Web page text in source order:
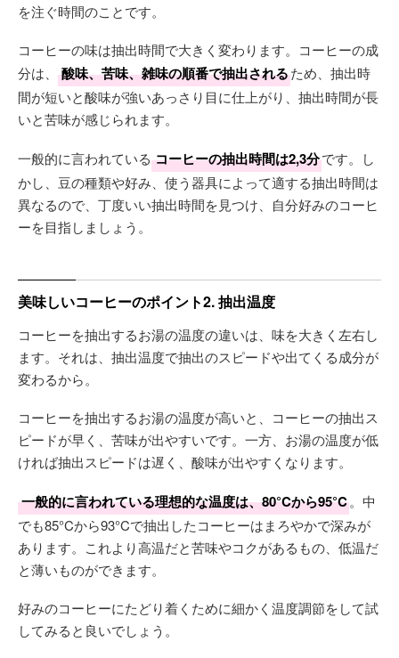
を注ぐ時間のことです。
コーヒーの味は抽出時間で大きく変わります。コーヒーの成
分は、
酸味、苦味、雑味の順番で抽出されるため、抽出時
間が短いと酸味が強いあっさり目に仕上がり、抽出時間が長
いと苦味が感じられます。
一般的に言われている コーヒーの抽出時間は2,3分です。し
かし、豆の種類や好み、使う器具によって適する抽出時間は
異なるので、丁度いい抽出時間を見つけ、自分好みのコーヒ
ーを目指しましょう。
美味しいコーヒーのポイント2. 抽出温度
コーヒーを抽出するお湯の温度の違いは、味を大きく左右し
ます。それは、抽出温度で抽出のスピードや出てくる成分が
変わるから。
コーヒーを抽出するお湯の温度が高いと、コーヒーの抽出ス
ピードが早く、苦味が出やすいです。一方、お湯の温度が低
ければ抽出スピードは遅く、酸味が出やすくなります。
一般的に言われている理想的な温度は、80°Cから95°C。中
でも85°Cから93°Cで抽出したコーヒーはまろやかで深みが
あります。これより高温だと苦味やコクがあるもの、低温だ
と薄いものができます。
好みのコーヒーにたどり着くために細かく温度調節をして試
してみると良いでしょう。